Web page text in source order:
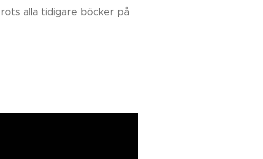
alla tidigare böcker på